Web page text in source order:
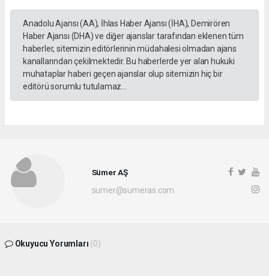
Anadolu Ajansı (AA), İhlas Haber Ajansı (İHA), Demirören
Haber Ajansı (DHA) ve diğer ajanslar tarafından eklenen tüm
haberler, sitemizin editörlerinin müdahalesi olmadan ajans
kanallarından çekilmektedir. Bu haberlerde yer alan hukuki
muhataplar haberi geçen ajanslar olup sitemizin hiç bir
editörü sorumlu tutulamaz...
Sümer AŞ
sumer@sumeras.com
Okuyucu Yorumları (0)